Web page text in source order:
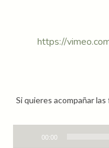
https://
Si quieres acompañar
00:00